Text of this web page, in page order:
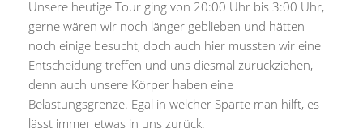
Unsere heutige Tour ging von 20:00 Uhr bis 3:00 Uhr,
gerne wären wir noch länger geblieben und hätten
noch einige besucht, doch auch hier mussten wir eine
Entscheidung treffen und uns diesmal zurückziehen,
denn auch unsere Körper haben eine
Belastungsgrenze. Egal in welcher Sparte man hilft, es
lässt immer etwas in uns zurück.